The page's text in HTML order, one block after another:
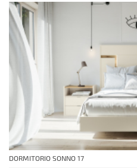
DORMITORIO SONNO 17